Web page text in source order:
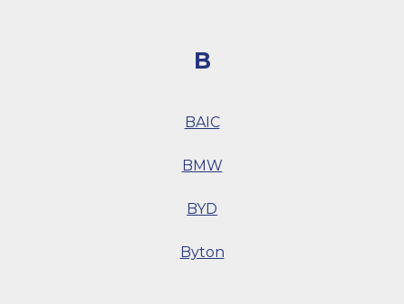
B
BAIC
BMW
BYD
Byton